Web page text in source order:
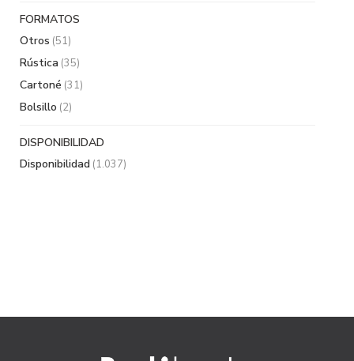
FORMATOS
Otros (51)
Rústica (35)
Cartoné (31)
Bolsillo (2)
DISPONIBILIDAD
Disponibilidad (1.037)